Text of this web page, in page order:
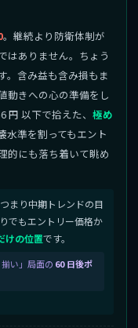
。継続より防衛体制が
はありません。ちょう
。含み益も含み損もま
動きへの心の準備をし
円 以下で拾えた、 極め
水準を割ってもエント
的にも落ち着いて眺め
まり中期トレンドの目
でもエントリー価格か
けの位置です。
い」局面の 60 日後ポ